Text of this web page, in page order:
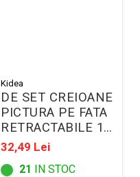
Kidea
DE SET CREIOANE
PICTURA PE FATA
RETRACTABILE 12
CULORI KIDEA
KDTW12KA
32,49 Lei
21 IN STOC